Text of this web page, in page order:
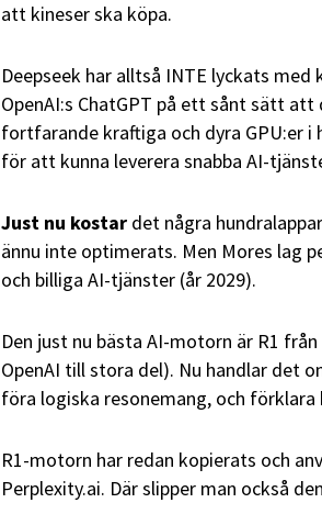
att kineser ska köpa.
Deepseek har alltså INTE lyckats
OpenAI:s ChatGPT på ett sånt sätt
fortfarande kraftiga och dyra GPU:er
för att kunna leverera snabba AI-
Just nu kostar det några
ännu inte optimerats. Men Mores lag
och billiga AI-tjänster (år 2029).
Den just nu bästa AI-motorn är R1
OpenAI till stora del). Nu handlar det
föra logiska resonemang, och
R1-motorn har redan kopierats och
Perplexity.ai. Där slipper man också